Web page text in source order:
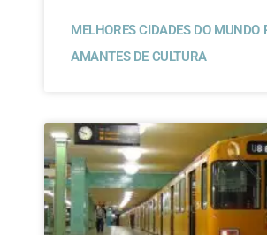
MELHORES CIDADES DO MUNDO
AMANTES DE CULTURA